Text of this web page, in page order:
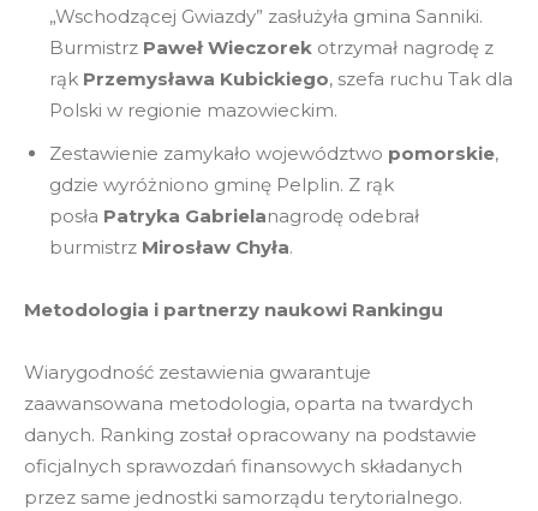
„Wschodzącej Gwiazdy” zasłużyła gmina Sanniki.
Burmistrz Paweł Wieczorek otrzymał nagrodę z
rąk Przemysława Kubickiego, szefa ruchu Tak dla
Polski w regionie mazowieckim.
Zestawienie zamykało województwo pomorskie,
gdzie wyróżniono gminę Pelplin. Z rąk
posła Patryka Gabrielanagrodę odebrał
burmistrz Mirosław Chyła.
Metodologia i partnerzy naukowi Rankingu
Wiarygodność zestawienia gwarantuje
zaawansowana metodologia, oparta na twardych
danych. Ranking został opracowany na podstawie
oficjalnych sprawozdań finansowych składanych
przez same jednostki samorządu terytorialnego.